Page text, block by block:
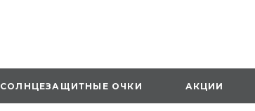
СОЛНЦЕЗАЩИТНЫЕ ОЧКИ АКЦИИ